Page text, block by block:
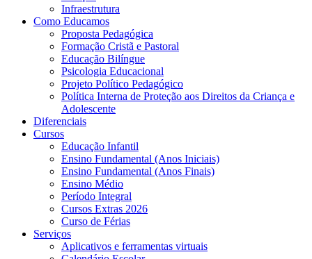
Infraestrutura
Como Educamos
Proposta Pedagógica
Formação Cristã e Pastoral
Educação Bilíngue
Psicologia Educacional
Projeto Político Pedagógico
Política Interna de Proteção aos Direitos da Criança e
Adolescente
Diferenciais
Cursos
Educação Infantil
Ensino Fundamental (Anos Iniciais)
Ensino Fundamental (Anos Finais)
Ensino Médio
Período Integral
Cursos Extras 2026
Curso de Férias
Serviços
Aplicativos e ferramentas virtuais